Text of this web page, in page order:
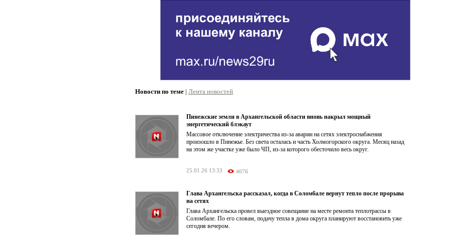
Новости по теме | Лента новостей
Пинежские земли в Архангельской области вновь накрыл мощный
энергетический блэкаут
Массовое отключение электричества из-за аварии на сетях электроснабжения
произошло в Пинежье. Без света осталась и часть Холмогорского округа. Месяц назад
на этом же участке уже было ЧП, из-за которого обесточило весь округ.
25.01.26 13:33 4076
Глава Архангельска рассказал, когда в Соломбале вернут тепло после прорыва
на сетях
Глава Архангельска провел выездное совещание на месте ремонта теплотрассы в
Соломбале. По его словам, подачу тепла в дома округа планируют восстановить уже
сегодня вечером.